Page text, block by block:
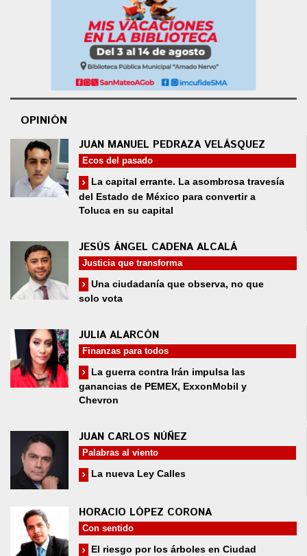
OPINIÓN
JUAN MANUEL PEDRAZA VELÁSQUEZ
Ecos del pasado
La capital errante. La asombrosa travesía
del Estado de México para convertir a
Toluca en su capital
JESÚS ÁNGEL CADENA ALCALÁ
Justicia que transforma
Una ciudadanía que observa, no que
solo vota
JULIA ALARCÓN
Finanzas para todos
La guerra contra Irán impulsa las
ganancias de PEMEX, ExxonMobil y
Chevron
JUAN CARLOS NÚÑEZ
Palabras al viento
La nueva Ley Calles
HORACIO LÓPEZ CORONA
Con sentido
El riesgo por los árboles en Ciudad